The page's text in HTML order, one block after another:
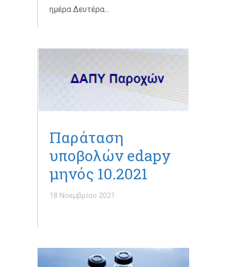
ημέρα Δευτέρα...
Παράταση
υποβολών edapy
μηνός 10.2021
18 Νοεμβρίου 2021